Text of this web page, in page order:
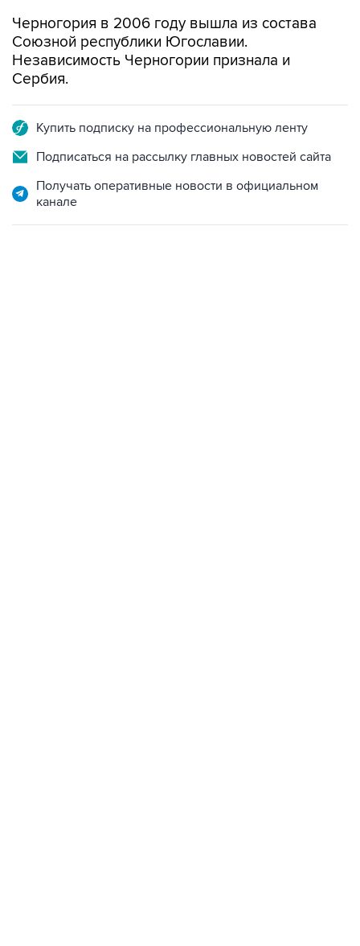
Черногория в 2006 году вышла из состава
Союзной республики Югославии.
Независимость Черногории признала и
Сербия.
Купить подписку на профессиональную ленту
Подписаться на рассылку главных новостей сайта
Получать оперативные новости в официальном
канале